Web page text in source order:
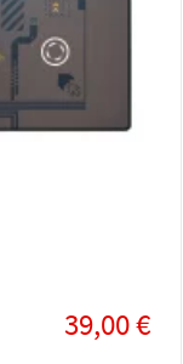
39,00 €